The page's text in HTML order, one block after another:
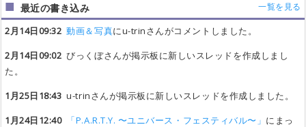
最近の書き込み 一覧を見る
2月14日09:32 動画＆写真にu-trinさんがコメントしました。
2月14日09:02 びっくぼさんが掲示板に新しいスレッドを作成しまし
た。
1月25日18:43 u-trinさんが掲示板に新しいスレッドを作成しました。
1月24日12:40
「P.A.R.T.Y. 〜ユニバース・フェスティバル〜」 にまっ